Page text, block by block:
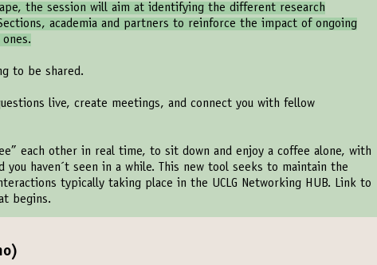
the session will aim at identifying the different research
academia and partners to reinforce the impact of ongoing
to be shared.
live, create meetings, and connect you with fellow
each other in real time, to sit down and enjoy a coffee alone, with
you haven´t seen in a while. This new tool seeks to maintain the
typically taking place in the UCLG Networking HUB. Link to
begins.